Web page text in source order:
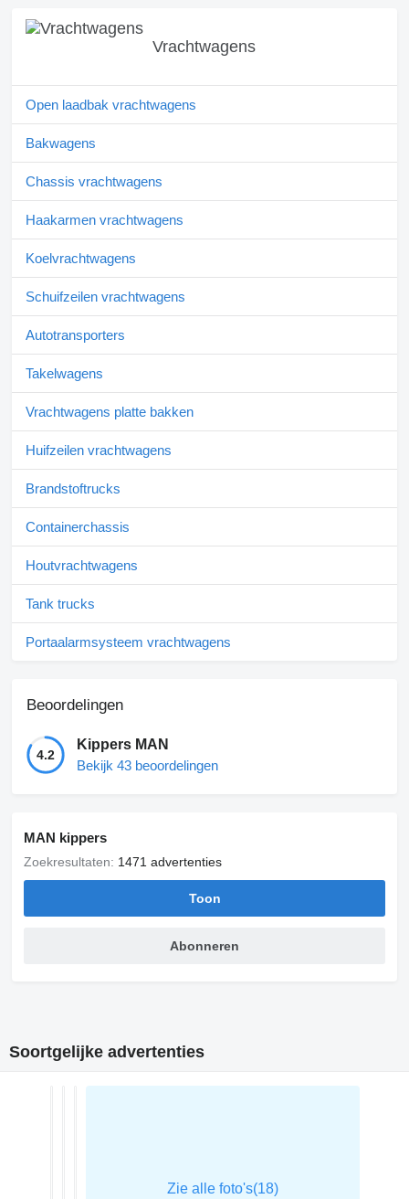
Vrachtwagens
Open laadbak vrachtwagens
Bakwagens
Chassis vrachtwagens
Haakarmen vrachtwagens
Koelvrachtwagens
Schuifzeilen vrachtwagens
Autotransporters
Takelwagens
Vrachtwagens platte bakken
Huifzeilen vrachtwagens
Brandstoftrucks
Containerchassis
Houtvrachtwagens
Tank trucks
Portaalarmsysteem vrachtwagens
Beoordelingen
4.2
Kippers MAN
Bekijk 43 beoordelingen
MAN kippers
Zoekresultaten: 1471 advertenties
Toon
Abonneren
Soortgelijke advertenties